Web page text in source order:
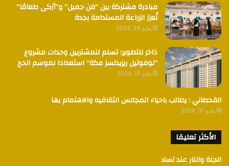
مبادرة مشتركة بين “فن جميل” و”أزكى طعامًا”
تُعزز الزراعة المستدامة بجدة
مايو 26, 2024
ذاخر للتطوير: تسلم للمشتريين وحدات مشروع
“نوفوتيل ريزيدنسز مكة” استعدادا لموسم الحج
مايو 19, 2024
القحطاني : يطالب باحياء المجالس الثقافيه والاهتمام بها
مايو 31, 2024
الأكثر تعليقا
الجنة والنار عند تسلا